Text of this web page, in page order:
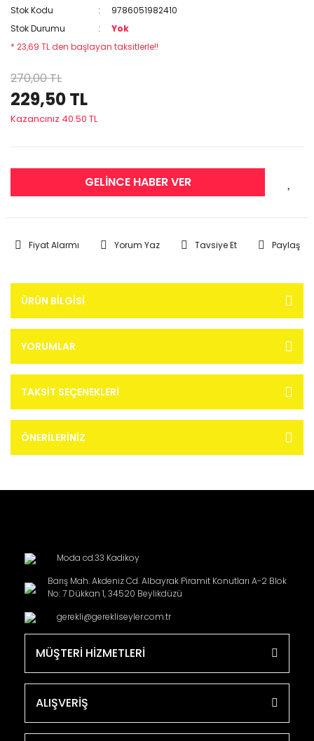
Stok Kodu
9786051982410
Stok Durumu
Yok
* 23,69 TL den başlayan taksitlerle!!
270,00 TL
229,50 TL
Kazancınız 40.50 TL
GELİNCE HABER VER
Fiyat Alarmı Yorum Yaz Tavsiye Et Paylaş
ÜRÜN BILGISI
YORUMLAR
TAKSIT SEÇENEKLERI
ÖNERILERINIZ
Moda cd.33 Kadikoy
Barış Mah. Akdeniz Cd. Albayrak Piramit Konutları A-2 Blok
No: 7 Dükkan 1, 34520 Beylikdüzü
gerekli@gerekliseyler.com.tr
MÜŞTERİ HİZMETLERİ
ALIŞVERİŞ